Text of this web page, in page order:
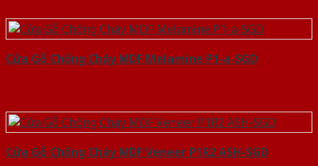
Cửa Gỗ Chống Cháy MDF Melamine P1-a-SGD
Cửa Gỗ Chống Cháy MDF Veneer P1R2 ASH-SGD